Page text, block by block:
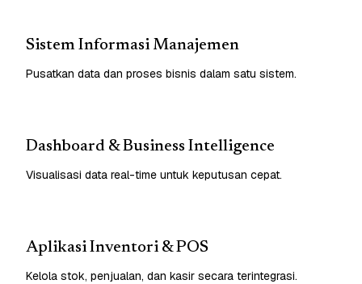
Sistem Informasi Manajemen
Pusatkan data dan proses bisnis dalam satu sistem.
Dashboard & Business Intelligence
Visualisasi data real-time untuk keputusan cepat.
Aplikasi Inventori & POS
Kelola stok, penjualan, dan kasir secara terintegrasi.